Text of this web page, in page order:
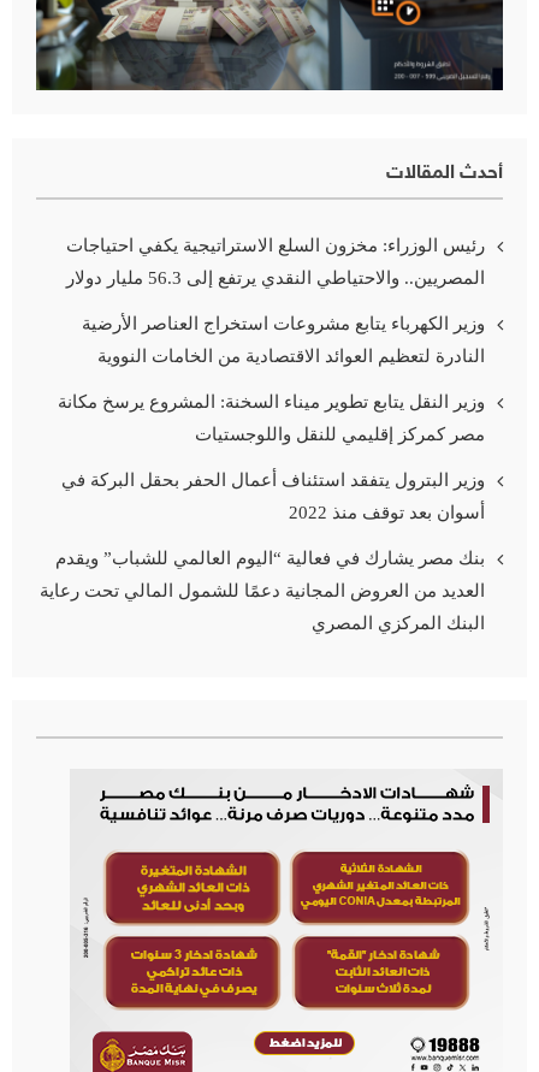
أحدث المقالات
رئيس الوزراء: مخزون السلع الاستراتيجية يكفي احتياجات
المصريين.. والاحتياطي النقدي يرتفع إلى 56.3 مليار دولار
وزير الكهرباء يتابع مشروعات استخراج العناصر الأرضية
النادرة لتعظيم العوائد الاقتصادية من الخامات النووية
وزير النقل يتابع تطوير ميناء السخنة: المشروع يرسخ مكانة
مصر كمركز إقليمي للنقل واللوجستيات
وزير البترول يتفقد استئناف أعمال الحفر بحقل البركة في
أسوان بعد توقف منذ 2022
بنك مصر يشارك في فعالية “اليوم العالمي للشباب” ويقدم
العديد من العروض المجانية دعمًا للشمول المالي تحت رعاية
البنك المركزي المصري